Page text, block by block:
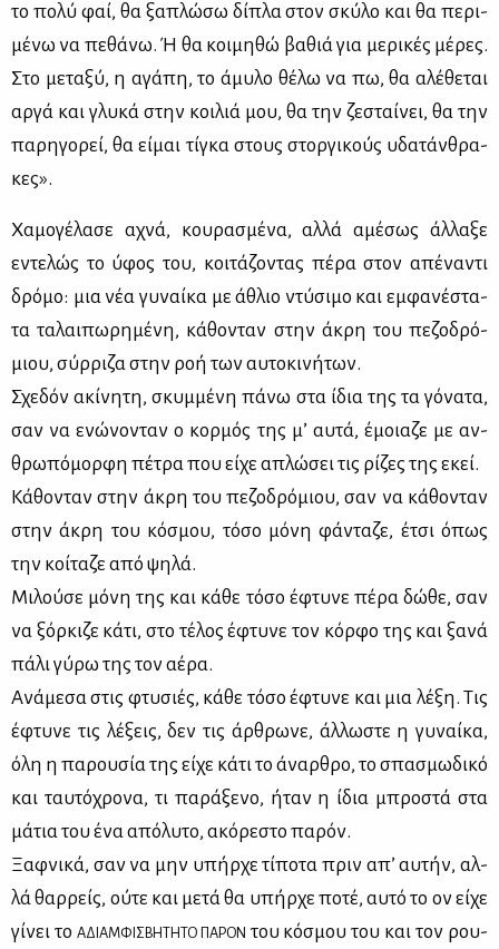
το πο­λύ φαί, θα ξα­πλώ­σω δί­πλα στον σκύ­λο και θα πε­ρι­
μέ­νω να πε­θά­νω. Ή θα κοι­μη­θώ βα­θιά για με­ρι­κές μέ­ρες.
Στο με­τα­ξύ, η αγά­πη, το άμυ­λο θέ­λω να πω, θα αλέ­θε­ται
αρ­γά και γλυ­κά στην κοι­λιά μου, θα την ζε­σταί­νει, θα την
πα­ρη­γο­ρεί, θα εί­μαι τί­γκα στους στορ­γι­κούς υδα­τάν­θρα­
κες».
Χα­μο­γέ­λα­σε αχνά, κου­ρα­σμέ­να, αλ­λά αμέ­σως άλ­λα­ξε
εντε­λώς το ύφος του, κοι­τά­ζο­ντας πέ­ρα στον απέ­να­ντι
δρό­μο: μια νέα γυ­ναί­κα με άθλιο ντύ­σι­μο και εμ­φα­νέ­στα­
τα τα­λαι­πω­ρη­μέ­νη, κά­θο­νταν στην άκρη του πε­ζο­δρό­
μιου, σύρ­ρι­ζα στην ροή των αυ­το­κι­νή­των.
Σχε­δόν ακί­νη­τη, σκυμ­μέ­νη πά­νω στα ίδια της τα γό­να­τα,
σαν να ενώ­νο­νταν ο κορ­μός της μ’ αυ­τά, έμοια­ζε με αν­
θρω­πό­μορ­φη πέ­τρα που εί­χε απλώ­σει τις ρί­ζες της εκεί.
Κά­θο­νταν στην άκρη του πε­ζο­δρό­μιου, σαν να κά­θο­νταν
στην άκρη του κό­σμου, τό­σο μό­νη φά­ντα­ζε, έτσι όπως
την κοί­τα­ζε από ψη­λά.
Μι­λού­σε μό­νη της και κά­θε τό­σο έφτυ­νε πέ­ρα δώ­θε, σαν
να ξόρ­κι­ζε κά­τι, στο τέ­λος έφτυ­νε τον κόρ­φο της και ξα­νά
πά­λι γύ­ρω της τον αέ­ρα.
Ανά­με­σα στις φτυ­σιές, κά­θε τό­σο έφτυ­νε και μια λέ­ξη. Τις
έφτυ­νε τις λέ­ξεις, δεν τις άρ­θρω­νε, άλ­λω­στε η γυ­ναί­κα,
όλη η πα­ρου­σία της εί­χε κά­τι το άναρ­θρο, το σπα­σμω­δι­κό
και ταυ­τό­χρο­να, τι πα­ρά­ξε­νο, ήταν η ίδια μπρο­στά στα
μά­τια του ένα από­λυ­το, ακό­ρε­στο πα­ρόν.
Ξαφ­νι­κά, σαν να μην υπήρ­χε τί­πο­τα πριν απ’ αυ­τήν, αλ­
λά θαρ­ρείς, ού­τε και με­τά θα υπήρ­χε πο­τέ, αυ­τό το ον εί­χε
γί­νει το ΑΔΙΑΜ­ΦΙ­ΣΒΗ­ΤΗ­ΤΟ ΠΑ­ΡΟΝ του κό­σμου του και τον ρου­